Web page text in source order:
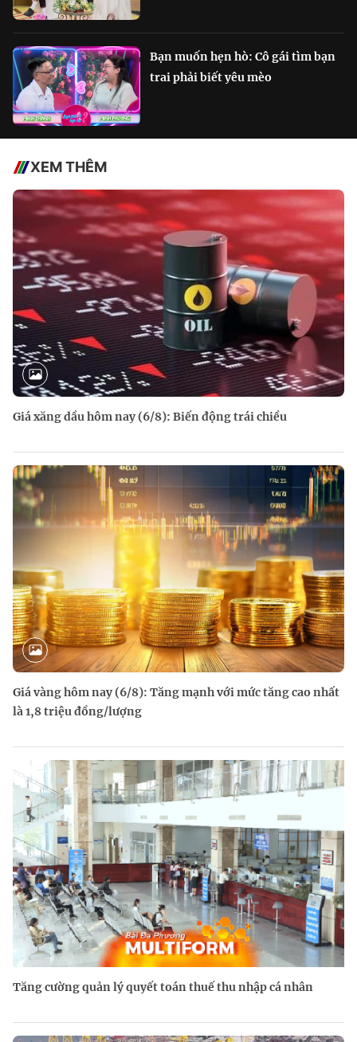
Bạn muốn hẹn hò: Cô gái tìm bạn
trai phải biết yêu mèo
XEM THÊM
Giá xăng dầu hôm nay (6/8): Biến động trái chiều
Giá vàng hôm nay (6/8): Tăng mạnh với mức tăng cao nhất
là 1,8 triệu đồng/lượng
Tăng cường quản lý quyết toán thuế thu nhập cá nhân